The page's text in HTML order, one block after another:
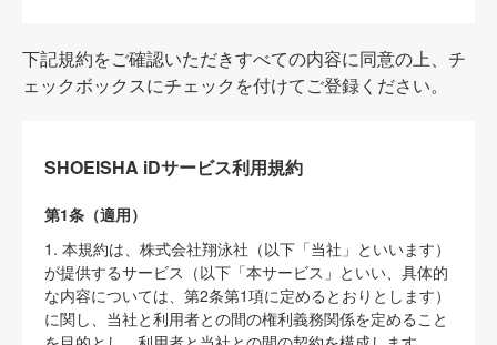
下記規約をご確認いただきすべての内容に同意の上、チ
ェックボックスにチェックを付けてご登録ください。
SHOEISHA iDサービス利用規約
第1条（適用）
1. 本規約は、株式会社翔泳社（以下「当社」といいます）
が提供するサービス（以下「本サービス」といい、具体的
な内容については、第2条第1項に定めるとおりとします）
に関し、当社と利用者との間の権利義務関係を定めること